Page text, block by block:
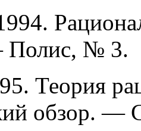
Полис, № 3.
Теория
обзор. —